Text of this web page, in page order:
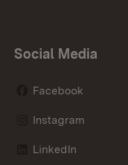
Social Media
Facebook
Instagram
LinkedIn